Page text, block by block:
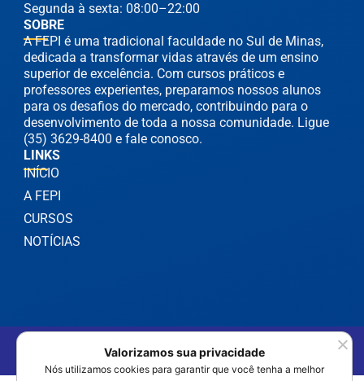
SOBRE
A FEPI é uma tradicional faculdade no Sul de Minas,
dedicada a transformar vidas através de um ensino
superior de excelência. Com cursos práticos e
professores experientes, preparamos nossos alunos
para os desafios do mercado, contribuindo para o
desenvolvimento de toda a nossa comunidade. Ligue
(35) 3629-8400 e fale conosco.
LINKS
INÍCIO
A FEPI
CURSOS
NOTÍCIAS
Segunda à sexta: 08:00–22:00
©2025 FEPI Itajubá - Todos os Direitos Reservados
Política de Privacidade
Valorizamos sua privacidade
Nós utilizamos cookies para garantir que você tenha a melhor